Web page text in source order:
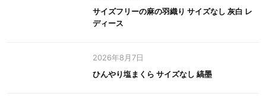
サイズフリーの麻の羽織り サイズなし 灰白 レ
ディース
2026年8月7日
ひんやり塩まくら サイズなし 縞墨